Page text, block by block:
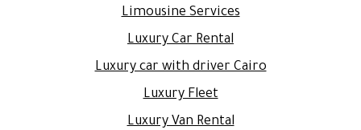
Limousine Services
Luxury Car Rental
Luxury car with driver Cairo
Luxury Fleet
Luxury Van Rental